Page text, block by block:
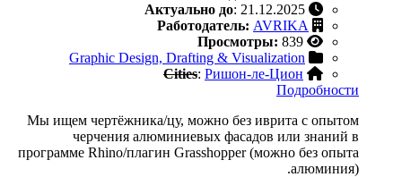
Актуально до: 21.12.2025
Работодатель: AVRIKA
Просмотры: 839
Graphic Design, Drafting & Visualization
Cities: Ришон-ле-Цион
Подробности
Мы ищем чертёжника/цу, можно без иврита с опытом
черчения алюминиевых фасадов или знаний в
программе Rhino/плагин Grasshopper (можно без опыта
алюминия).